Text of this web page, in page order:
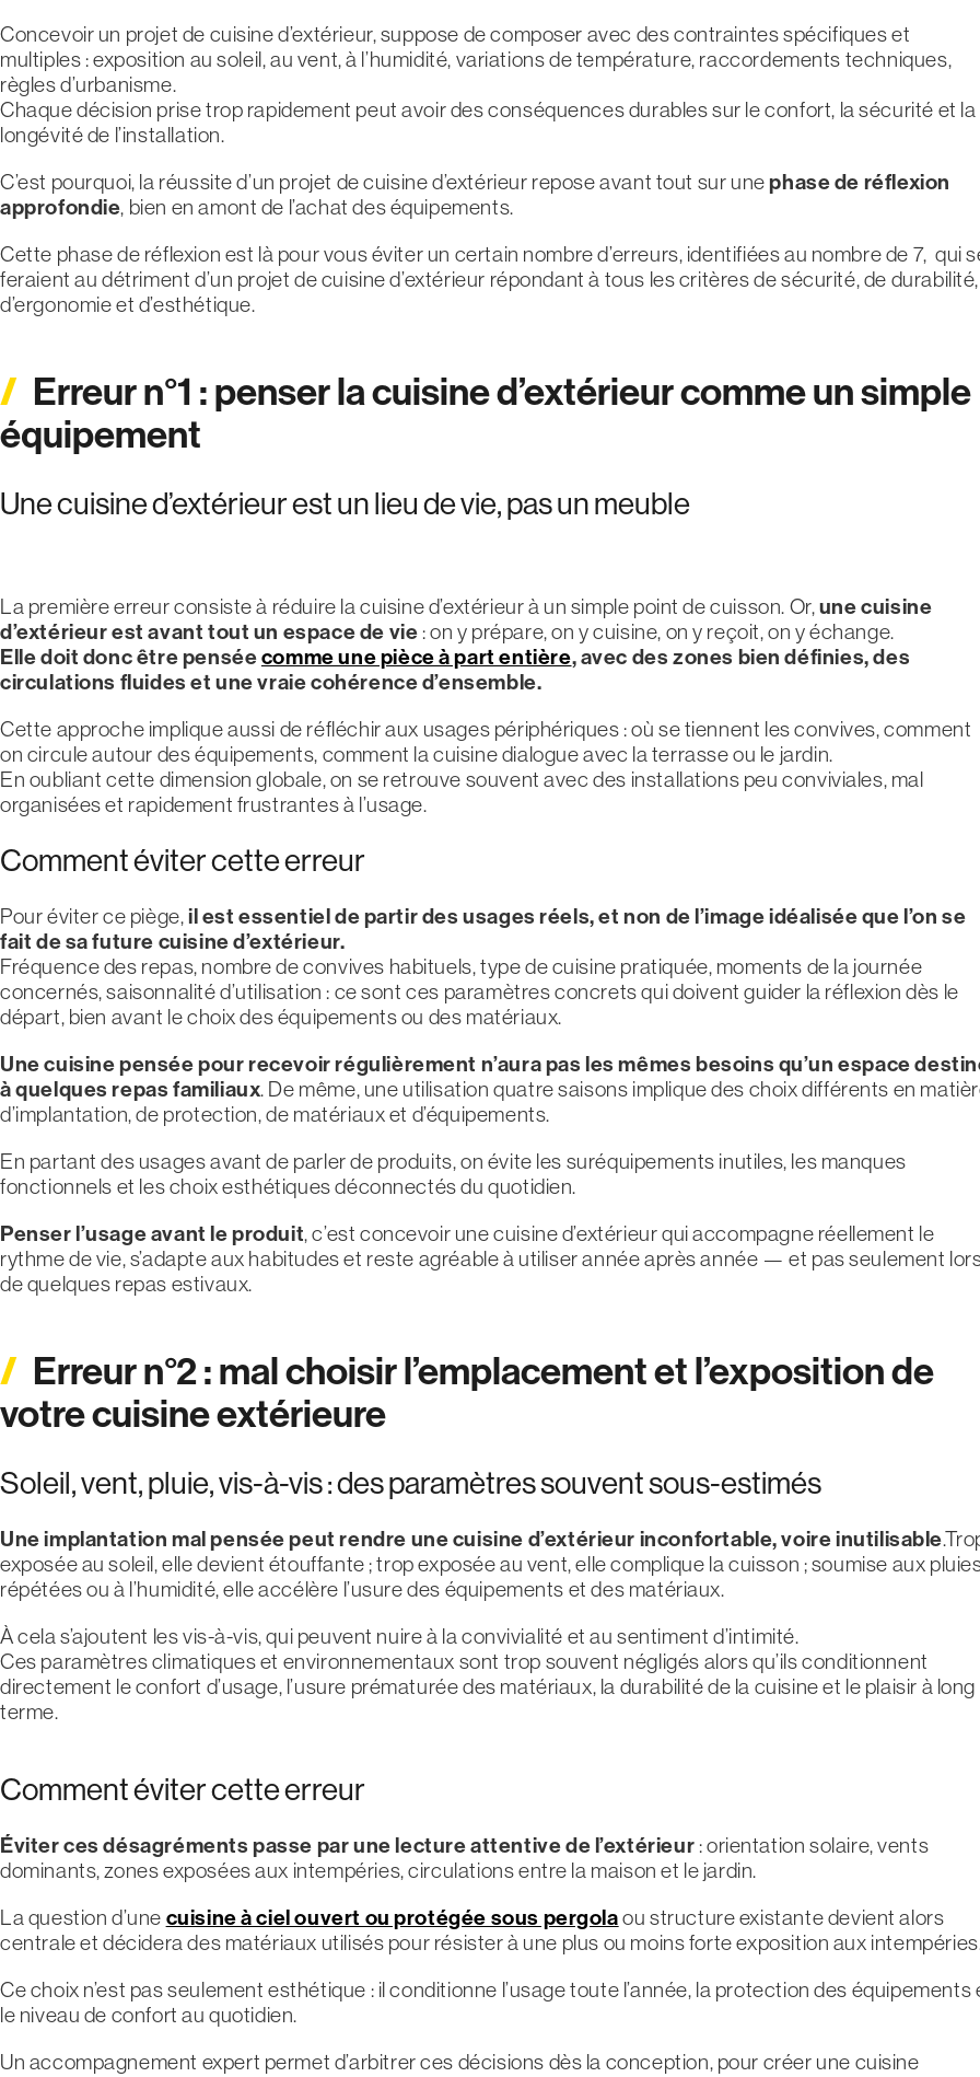
Concevoir un projet de cuisine d’extérieur, suppose de composer avec des contraintes spécifiques et
multiples : exposition au soleil, au vent, à l’humidité, variations de température, raccordements techniques,
règles d’urbanisme.
Chaque décision prise trop rapidement peut avoir des conséquences durables sur le confort, la sécurité et la
longévité de l’installation.
C’est pourquoi, la réussite d’un projet de cuisine d’extérieur repose avant tout sur unephase de réflexion
approfondie, bien en amont de l’achat des équipements.
Cette phase de réflexion est là pour vous éviter un certain nombre d’erreurs, identifiées au nombre de 7, qui
feraient au détriment d’un projet de cuisine d’extérieur répondant à tous les critères de sécurité, de durabilité,
d’ergonomie et d’esthétique.
Erreur n°1 : penser la cuisine d’extérieur comme un simple
équipement
Une cuisine d’extérieur est un lieu de vie, pas un meuble
La première erreur consiste à réduire la cuisine d’extérieur à un simple point de cuisson. Or,une cuisine
d’extérieur est avant tout un espace de vie : on y prépare, on y cuisine, on y reçoit, on y échange.
Elle doit donc être penséecomme une pièce à part entière,avec des zones bien définies, des
circulations fluides et une vraie cohérence d’ensemble.
Cette approche implique aussi de réfléchir aux usages périphériques : où se tiennent les convives, comment
on circule autour des équipements, comment la cuisine dialogue avec la terrasse ou le jardin.
En oubliant cette dimension globale, on se retrouve souvent avec des installations peu conviviales, mal
organisées et rapidement frustrantes à l’usage.
Comment éviter cette erreur
Pour éviter ce piège,il est essentiel de partir des usages réels, et non de l’image idéalisée que l’on se
fait de sa future cuisine d’extérieur.
Fréquence des repas, nombre de convives habituels, type de cuisine pratiquée, moments de la journée
concernés, saisonnalité d’utilisation : ce sont ces paramètres concrets qui doivent guider la réflexion dès le
départ, bien avant le choix des équipements ou des matériaux.
Une cuisine pensée pour recevoir régulièrement n’aura pas les mêmes besoins qu’un espace
à quelques repas familiaux. De même, une utilisation quatre saisons implique des choix différents en
d’implantation, de protection, de matériaux et d’équipements.
En partant des usages avant de parler de produits, on évite les suréquipements inutiles, les manques
fonctionnels et les choix esthétiques déconnectés du quotidien.
Penser l’usage avant le produit, c’est concevoir une cuisine d’extérieur qui accompagne réellement le
rythme de vie, s’adapte aux habitudes et reste agréable à utiliser année après année — et pas seulement
de quelques repas estivaux.
Erreur n°2 : mal choisir l’emplacement et l’exposition de
votre cuisine extérieure
Soleil, vent, pluie, vis-à-vis : des paramètres souvent sous-estimés
Une implantation mal pensée peut rendre une cuisine d’extérieur inconfortable, voire inutilisable
exposée au soleil, elle devient étouffante ; trop exposée au vent, elle complique la cuisson ; soumise aux
répétées ou à l’humidité, elle accélère l’usure des équipements et des matériaux.
À cela s’ajoutent les vis-à-vis, qui peuvent nuire à la convivialité et au sentiment d’intimité.
Ces paramètres climatiques et environnementaux sont trop souvent négligés alors qu’ils conditionnent
directement le confort d’usage, l’usure prématurée des matériaux, la durabilité de la cuisine et le plaisir à long
terme.
Comment éviter cette erreur
Éviter ces désagréments passe par une lecture attentive de l’extérieur : orientation solaire, vents
dominants, zones exposées aux intempéries, circulations entre la maison et le jardin.
La question d’une cuisine à ciel ouvert ou protégée sous pergolaou structure existante devient alors
centrale et décidera des matériaux utilisés pour résister à une plus ou moins forte exposition aux
Ce choix n’est pas seulement esthétique : il conditionne l’usage toute l’année, la protection des équipements
le niveau de confort au quotidien.
Un accompagnement expert permet d’arbitrer ces décisions dès la conception, pour créer une cuisine